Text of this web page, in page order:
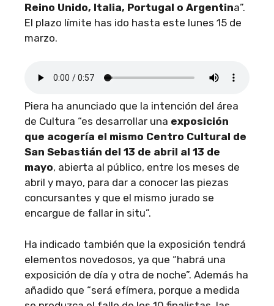
Reino Unido, Italia, Portugal o Argentina”.
El plazo límite has ido hasta este lunes 15 de
marzo.
Piera ha anunciado que la intención del área
de Cultura “es desarrollar una exposición
que acogería el mismo Centro Cultural de
San Sebastián del 13 de abril al 13 de
mayo, abierta al público, entre los meses de
abril y mayo, para dar a conocer las piezas
concursantes y que el mismo jurado se
encargue de fallar in situ”.
Ha indicado también que la exposición tendrá
elementos novedosos, ya que “habrá una
exposición de día y otra de noche”. Además ha
añadido que “será efímera, porque a medida